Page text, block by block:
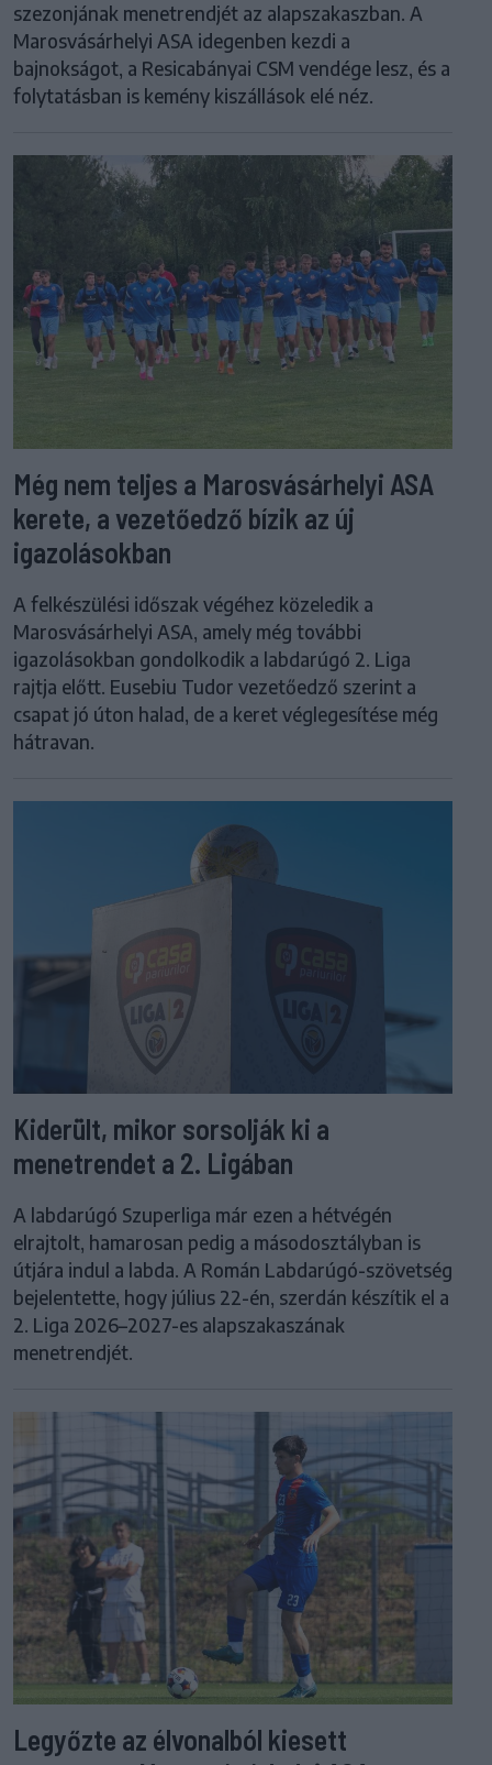
szezonjának menetrendjét az alapszakaszban. A
Marosvásárhelyi ASA idegenben kezdi a
bajnokságot, a Resicabányai CSM vendége lesz, és a
folytatásban is kemény kiszállások elé néz.
Még nem teljes a Marosvásárhelyi ASA
kerete, a vezetőedző bízik az új
igazolásokban
A felkészülési időszak végéhez közeledik a
Marosvásárhelyi ASA, amely még további
igazolásokban gondolkodik a labdarúgó 2. Liga
rajtja előtt. Eusebiu Tudor vezetőedző szerint a
csapat jó úton halad, de a keret véglegesítése még
hátravan.
Kiderült, mikor sorsolják ki a
menetrendet a 2. Ligában
A labdarúgó Szuperliga már ezen a hétvégén
elrajtolt, hamarosan pedig a másodosztályban is
útjára indul a labda. A Román Labdarúgó-szövetség
bejelentette, hogy július 22-én, szerdán készítik el a
2. Liga 2026–2027-es alapszakaszának
menetrendjét.
Legyőzte az élvonalból kiesett